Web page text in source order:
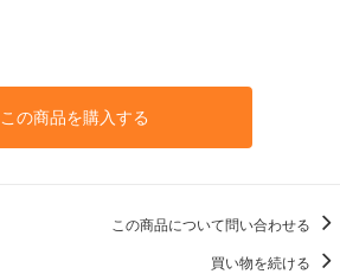
この商品を購入する
この商品について問い合わせる
買い物を続ける